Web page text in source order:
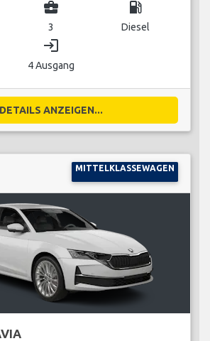
business_center
3
local_gas_station
Diesel
login
4 Ausgang
DETAILS ANZEIGEN...
MITTELKLASSEWAGEN